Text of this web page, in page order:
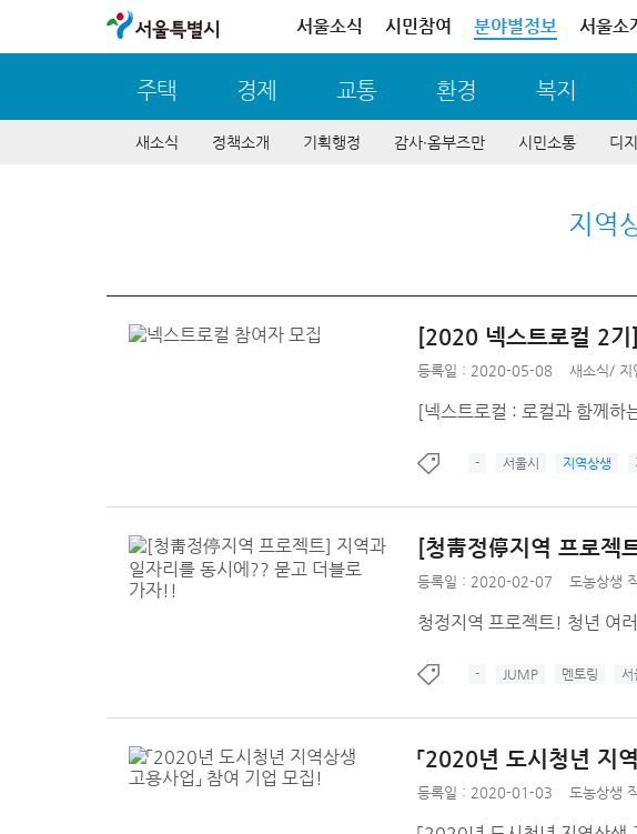
서울특별시 서울소식 시민참여 분야별정보 서울소
주택 경제 교통 환경 복지
새소식 정책소개 기획행정 감사∙옴부즈만 시민소통 디
지역
[2020 넥스트로컬 2
등록일 : 2020-05-08 새소식/ 지
[넥스트로컬 : 로컬과 함께하
- 서울시 지역상생
[청靑정停지역 프로젝
등록일 : 2020-02-07 도농상생
청정지역 프로젝트! 청년 여
- JUMP 멘토링 서
「2020년 도시청년 지
등록일 : 2020-01-03 도농상생